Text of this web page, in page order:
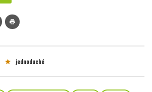
print
star jednoduché